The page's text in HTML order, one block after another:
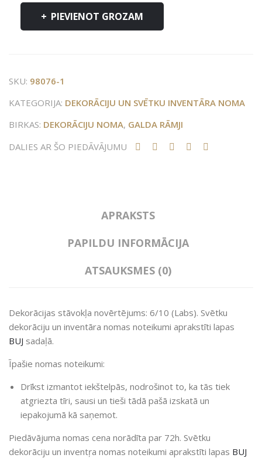
rāmju
PIEVIENOT GROZAM
SKU: 98076-1
KATEGORIJA: DEKORĀCIJU UN SVĒTKU INVENTĀRA NOMA
BIRKAS: DEKORĀCIJU NOMA, GALDA RĀMJI
DALIES AR ŠO PIEDĀVĀJUMU
APRAKSTS
PAPILDU INFORMĀCIJA
ATSAUKSMES (0)
Dekorācijas stāvokļa novērtējums: 6/10 (Labs). Svētku
dekorāciju un inventāra nomas noteikumi aprakstīti lapas
BUJ sadaļā.
Īpašie nomas noteikumi:
Drīkst izmantot iekštelpās, nodrošinot to, ka tās tiek
atgriezta tīri, sausi un tieši tādā pašā izskatā un
iepakojumā kā saņemot.
Piedāvājuma nomas cena norādīta par 72h. Svētku
dekorāciju un inventŗa nomas noteikumi aprakstīti lapas BUJ